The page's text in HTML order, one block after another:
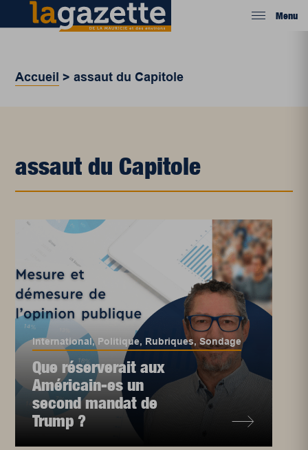
Menu
Accueil >assaut du Capitole
assaut du Capitole
International, Politique, Rubriques,Sondage
Que réserverait aux
Américain-es un
second mandat de
Trump ?